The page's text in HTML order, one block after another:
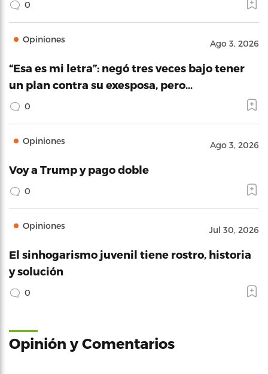
0
Opiniones Ago 3, 2026
“Esa es mi letra”: negó tres veces bajo tener
un plan contra su exesposa, pero…
0
Opiniones Ago 3, 2026
Voy a Trump y pago doble
0
Opiniones Jul 30, 2026
El sinhogarismo juvenil tiene rostro, historia
y solución
0
Opinión y Comentarios